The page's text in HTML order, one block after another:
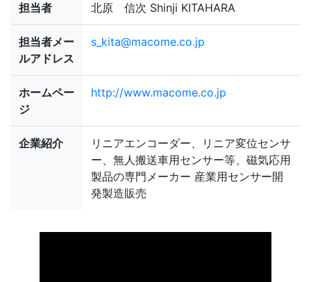
担当者 北原 信次 Shinji KITAHARA
担当者メー
ルアドレス
s_kita@macome.co.jp
ホームペー
ジ
http://www.macome.co.jp
企業紹介
リニアエンコーダー、リニア変位センサ
ー、無人搬送車用センサー等、磁気応用
製品の専門メーカー 産業用センサー開
発製造販売